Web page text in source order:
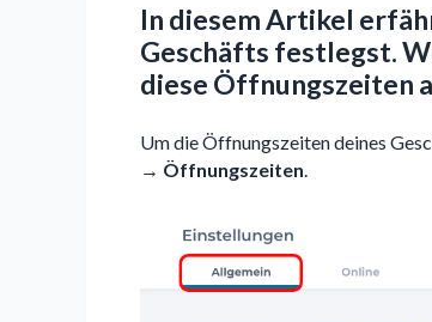
In diesem Artikel
Geschäfts festlegst.
diese Öffnungszeiten
Um die Öffnungszeiten deines
→ Öffnungszeiten.